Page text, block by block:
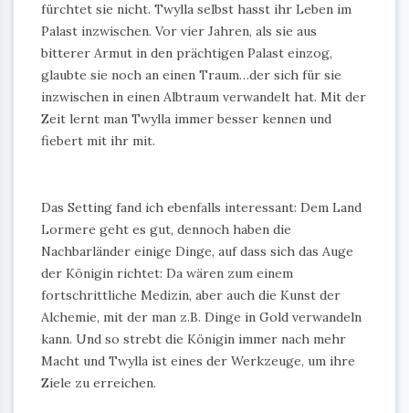
fürchtet sie nicht. Twylla selbst hasst ihr Leben im
Palast inzwischen. Vor vier Jahren, als sie aus
bitterer Armut in den prächtigen Palast einzog,
glaubte sie noch an einen Traum…der sich für sie
inzwischen in einen Albtraum verwandelt hat. Mit der
Zeit lernt man Twylla immer besser kennen und
fiebert mit ihr mit.
Das Setting fand ich ebenfalls interessant: Dem Land
Lormere geht es gut, dennoch haben die
Nachbarländer einige Dinge, auf dass sich das Auge
der Königin richtet: Da wären zum einem
fortschrittliche Medizin, aber auch die Kunst der
Alchemie, mit der man z.B. Dinge in Gold verwandeln
kann. Und so strebt die Königin immer nach mehr
Macht und Twylla ist eines der Werkzeuge, um ihre
Ziele zu erreichen.